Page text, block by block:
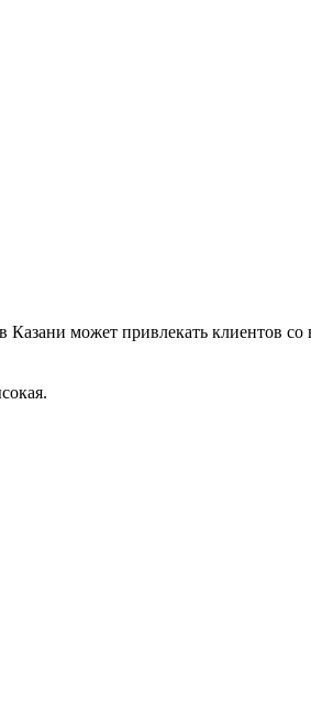
может привлекать клиентов со